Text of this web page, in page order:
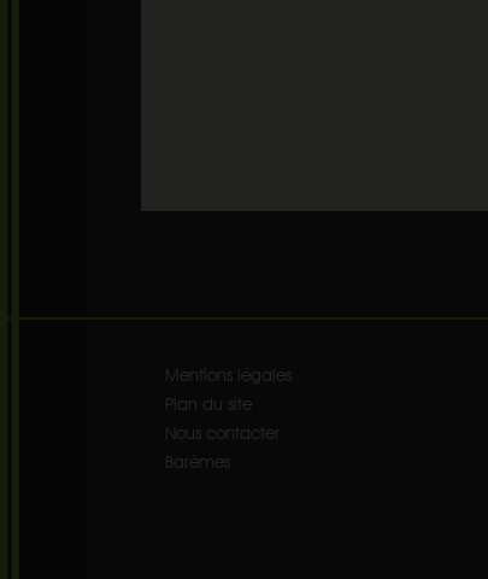
Mentions légales
Plan du site
Nous contacter
Barèmes